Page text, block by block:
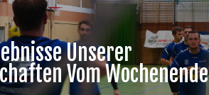
Unserer
Vom Wochenende